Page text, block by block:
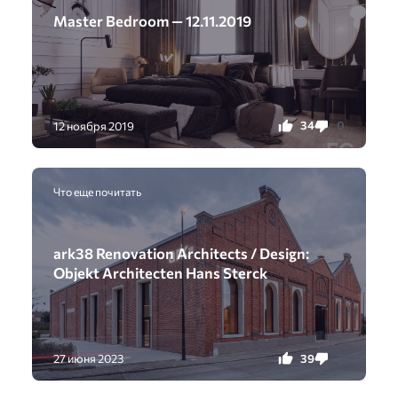
Master Bedroom — 12.11.2019
12 ноября 2019 34 0
Что еще почитать
ark38 Renovation Architects / Design:
Objekt Architecten Hans Sterck
27 июня 2023 39